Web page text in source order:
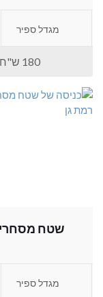
מגדל ספיר
180 ש"ח למ"ר
שטח
מגדל ספיר